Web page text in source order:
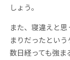
しょう。
また、寝違えと
まりだったという
数日経っても強